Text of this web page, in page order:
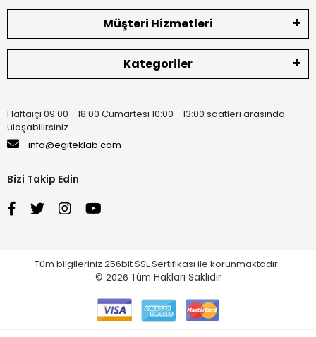
Müşteri Hizmetleri
Kategoriler
Haftaiçi 09:00 - 18:00 Cumartesi 10:00 - 13:00 saatleri arasında
ulaşabilirsiniz.
info@egiteklab.com
Bizi Takip Edin
Tüm bilgileriniz 256bit SSL Sertifikası ile korunmaktadır.
© 2026 Tüm Hakları Saklıdır